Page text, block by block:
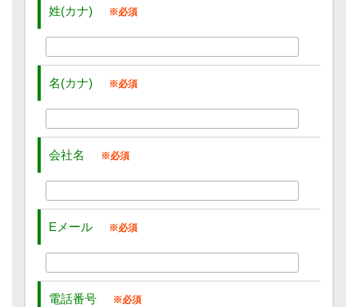
姓(カナ)
名(カナ)
会社名
Eメール
電話番号